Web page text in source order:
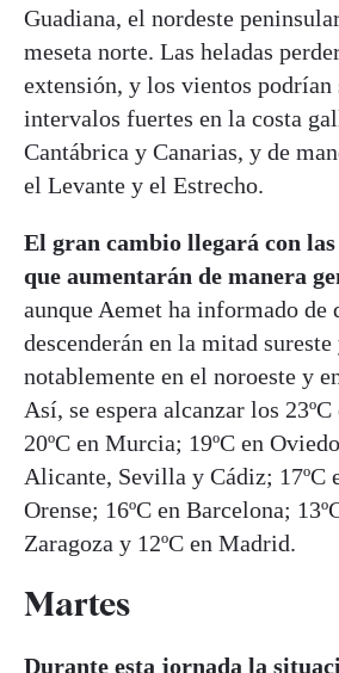
Guadiana, el nordeste
meseta norte. Las heladas
extensión, y los vientos podrían
intervalos fuertes en la costa
Cantábrica y Canarias, y de
el Levante y el Estrecho.
El gran cambio llegará con
que aumentarán de manera
aunque Aemet ha informado de
descenderán en la mitad
notablemente en el noroeste y
Así, se espera alcanzar los
20ºC en Murcia; 19ºC en
Alicante, Sevilla y Cádiz; 17ºC
Orense; 16ºC en Barcelona;
Zaragoza y 12ºC en Madrid.
Martes
Durante esta jornada la